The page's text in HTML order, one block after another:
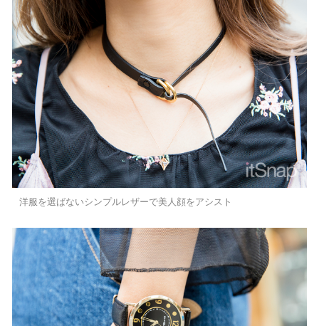
洋服を選ばないシンプルレザーで美人顔をアシスト